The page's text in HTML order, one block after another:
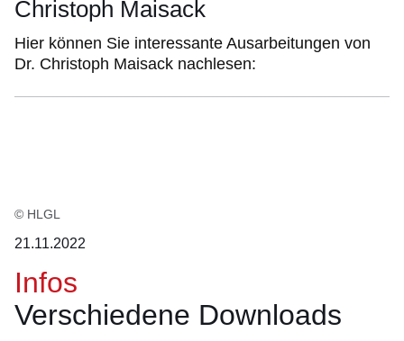
Christoph Maisack
Hier können Sie interessante Ausarbeitungen von
Dr. Christoph Maisack nachlesen:
© HLGL
21.11.2022
Infos
Verschiedene Downloads